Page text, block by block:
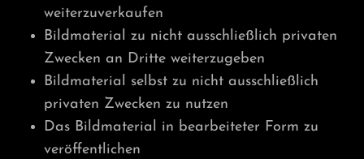
weiterzuverkaufen
Bildmaterial zu nicht ausschließlich privaten
Zwecken an Dritte weiterzugeben
Bildmaterial selbst zu nicht ausschließlich
privaten Zwecken zu nutzen
Das Bildmaterial in bearbeiteter Form zu
veröffentlichen